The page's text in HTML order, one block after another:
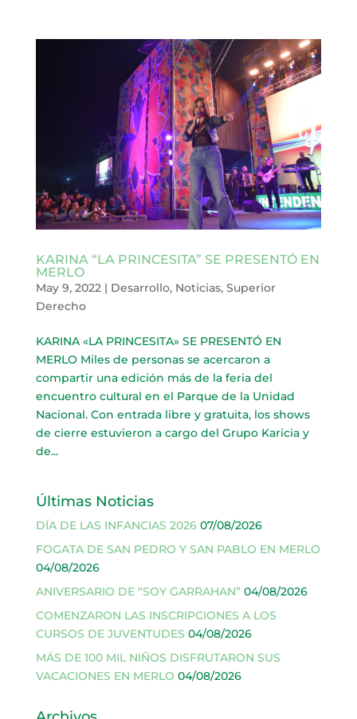
KARINA “LA PRINCESITA” SE PRESENTÓ EN
MERLO
May 9, 2022| Desarrollo, Noticias, Superior
Derecho
KARINA «LA PRINCESITA» SE PRESENTÓ EN
MERLO Miles de personas se acercaron a
compartir una edición más de la feria del
encuentro cultural en el Parque de la Unidad
Nacional. Con entrada libre y gratuita, los shows
de cierre estuvieron a cargo del Grupo Karicia y
de...
Últimas Noticias
DÍA DE LAS INFANCIAS 2026 07/08/2026
FOGATA DE SAN PEDRO Y SAN PABLO EN MERLO
04/08/2026
ANIVERSARIO DE “SOY GARRAHAN” 04/08/2026
COMENZARON LAS INSCRIPCIONES A LOS
CURSOS DE JUVENTUDES 04/08/2026
MÁS DE 100 MIL NIÑOS DISFRUTARON SUS
VACACIONES EN MERLO 04/08/2026